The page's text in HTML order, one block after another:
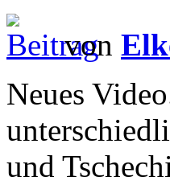
von
Neues
und